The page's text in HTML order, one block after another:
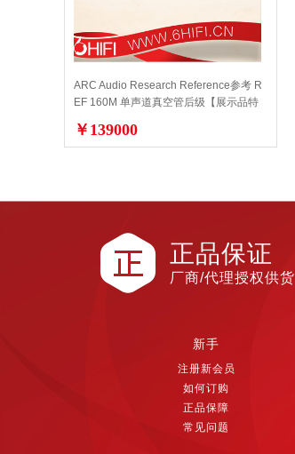
ARC Audio Research Reference参考 R
EF 160M 单声道真空管后级【展示品特
￥139000
正品保证
厂商/代理授权供货
新手
注册新会员
如何订购
正品保障
常见问题